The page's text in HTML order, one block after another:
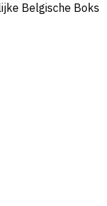
Belgische Boks